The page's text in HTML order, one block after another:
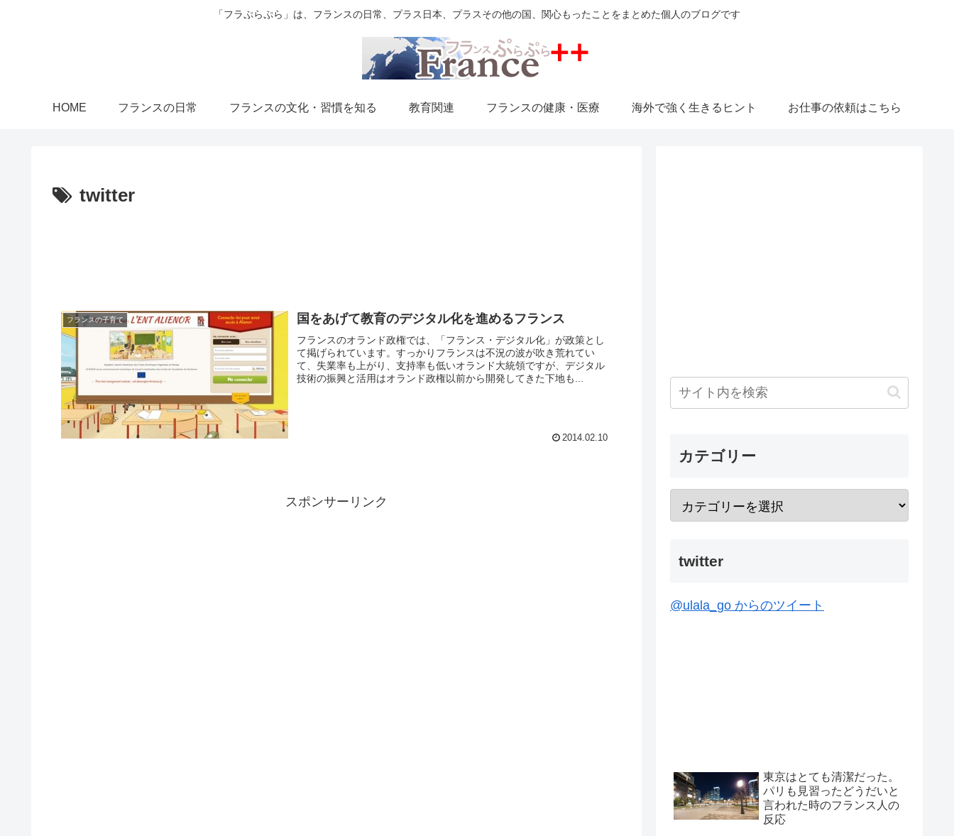
「フラぷらぷら」は、フランスの日常、プラス日本、プラスその他の国、関心もったことをまとめた個人のブログです
HOME フランスの日常 フランスの文化・習慣を知る 教育関連 フランスの健康・医療 海外で強く生きるヒント お仕事の依頼はこちら
twitter
フランスの子育て 国をあげて教育のデジタル化を進めるフランス
フランスのオランド政権では、「フランス・デジタル化」が政策とし
て掲げられています。すっかりフランスは不況の波が吹き荒れてい
て、失業率も上がり、支持率も低いオランド大統領ですが、デジタル
技術の振興と活用はオランド政権以前から開発してきた下地も...
2014.02.10
スポンサーリンク
カテゴリー
twitter
@ulala_go からのツイート
東京はとても清潔だった。
パリも見習ったどうだいと
言われた時のフランス人の
反応